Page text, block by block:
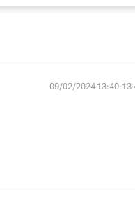
09/02/2024 13:40:13